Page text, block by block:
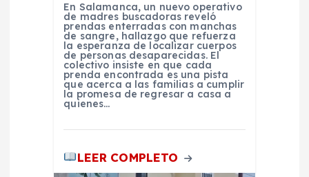
En Salamanca, un nuevo operativo
de madres buscadoras reveló
prendas enterradas con manchas
de sangre, hallazgo que refuerza
la esperanza de localizar cuerpos
de personas desaparecidas. El
colectivo insiste en que cada
prenda encontrada es una pista
que acerca a las familias a cumplir
la promesa de regresar a casa a
quienes…
LEER COMPLETO